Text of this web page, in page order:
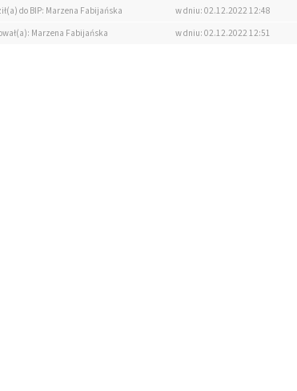
do BIP: Marzena Fabijańska
w dniu: 02.12.2022 12:48
Marzena Fabijańska
w dniu: 02.12.2022 12:51